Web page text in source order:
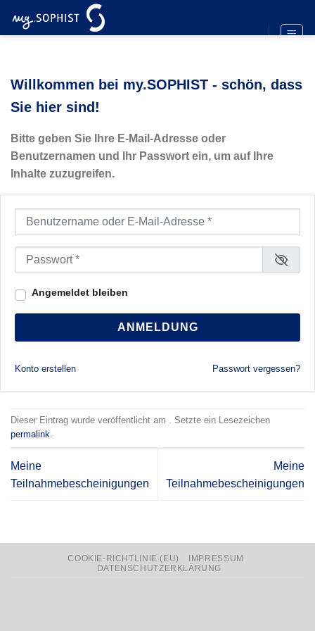
Inhalt
Willkommen bei my.SOPHIST - schön, dass
Sie hier sind!
Bitte geben Sie Ihre E-Mail-Adresse oder
Benutzernamen und Ihr Passwort ein, um auf Ihre
Inhalte zuzugreifen.
Benutzername oder E-Mail-Adresse
Passwort
Angemeldet bleiben
ANMELDUNG
Konto erstellen Passwort vergessen?
Dieser Eintrag wurde veröffentlicht am . Setzte ein Lesezeichen
permalink.
Meine
Teilnahmebescheinigungen
Meine
Teilnahmebescheinigungen
COOKIE-RICHTLINIE (EU)
IMPRESSUM
DATENSCHUTZERKLÄRUNG